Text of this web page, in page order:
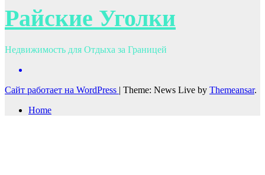
Райские Уголки
Недвижимость для Отдыха за Границей
Сайт работает на WordPress | Theme: News Live by Themeansar.
Home